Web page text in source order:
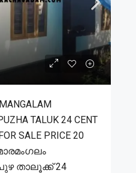
TALUK 24 CENT
SALE PRICE 20
താലൂക്ക് 24